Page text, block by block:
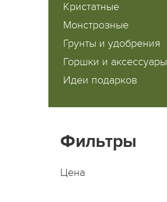
Кристатные
Монстрозные
Грунты и удобрения
Горшки и аксессуары
Идеи подарков
Фильтры
Цена